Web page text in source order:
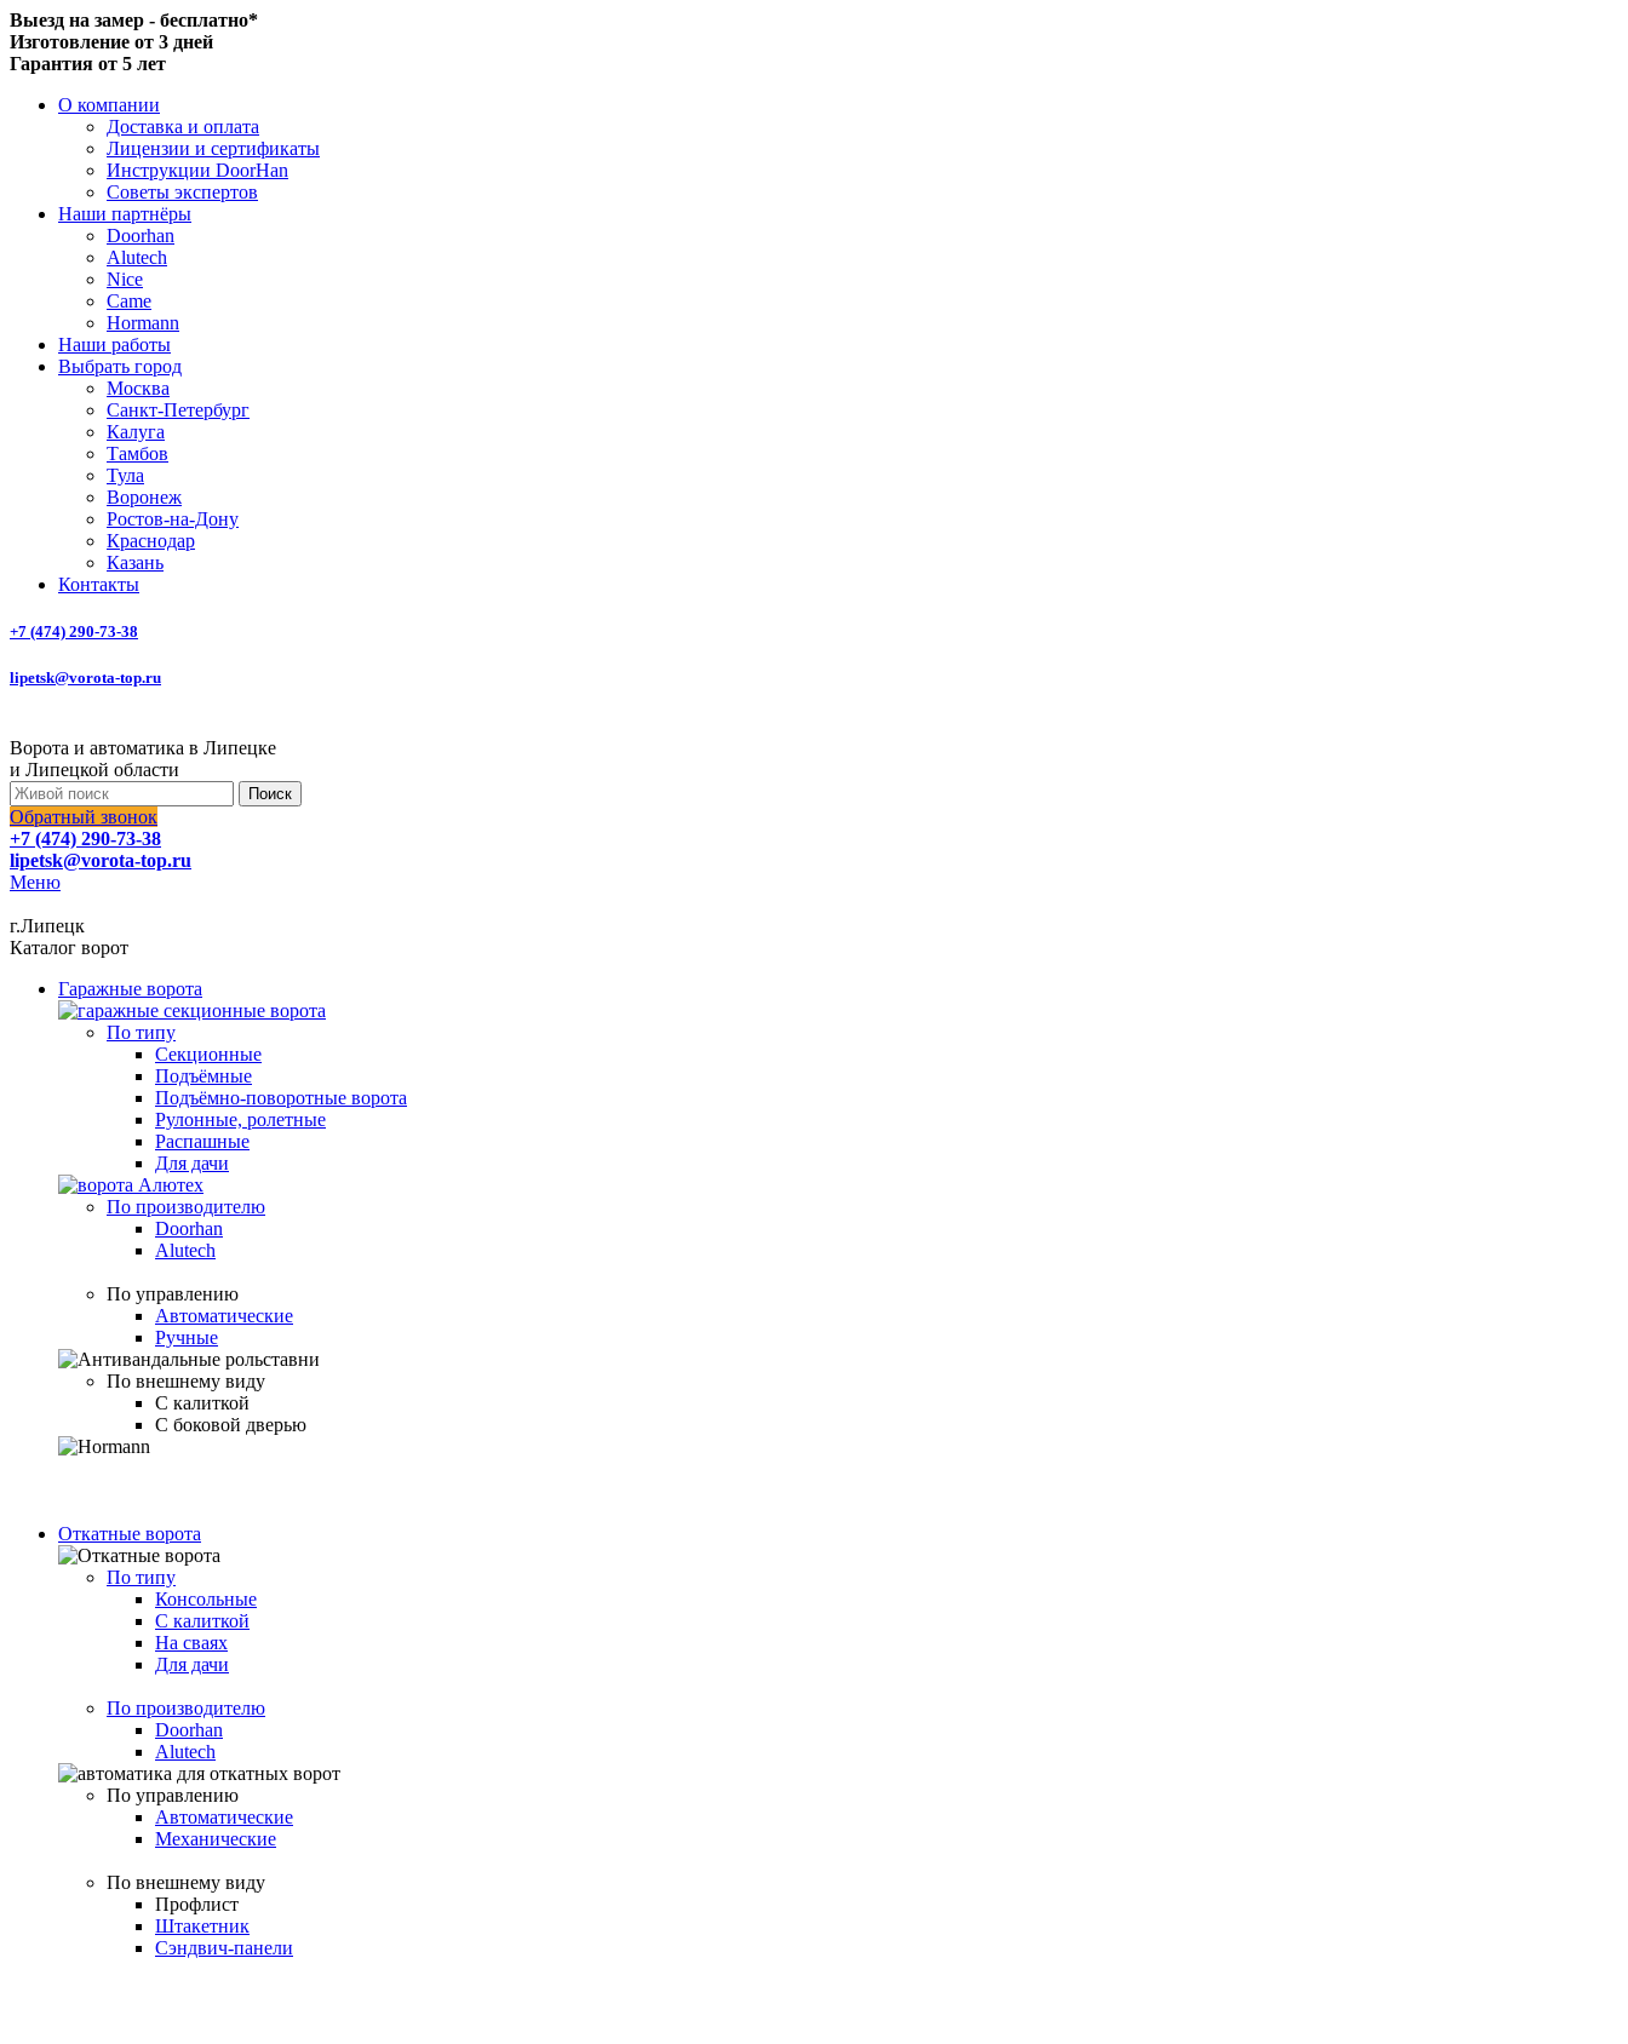
Выезд на замер - бесплатно*
Изготовление от 3 дней
Гарантия от 5 лет
О компании
Доставка и оплата
Лицензии и сертификаты
Инструкции DoorHan
Советы экспертов
Наши партнёры
Doorhan
Alutech
Nice
Came
Hormann
Наши работы
Выбрать город
Москва
Санкт-Петербург
Калуга
Тамбов
Тула
Воронеж
Ростов-на-Дону
Краснодар
Казань
Контакты
+7 (474) 290-73-38
lipetsk@vorota-top.ru
Ворота и автоматика в Липецке
и Липецкой области
Поиск
Обратный звонок
+7 (474) 290-73-38
lipetsk@vorota-top.ru
Меню
г.Липецк
Каталог ворот
Гаражные ворота
По типу
Секционные
Подъёмные
Подъёмно-поворотные ворота
Рулонные, ролетные
Распашные
Для дачи
По производителю
Doorhan
Alutech
По управлению
Автоматические
Ручные
По внешнему виду
С калиткой
С боковой дверью
Откатные ворота
По типу
Консольные
С калиткой
На сваях
Для дачи
По производителю
Doorhan
Alutech
По управлению
Автоматические
Механические
По внешнему виду
Профлист
Штакетник
Сэндвич-панели